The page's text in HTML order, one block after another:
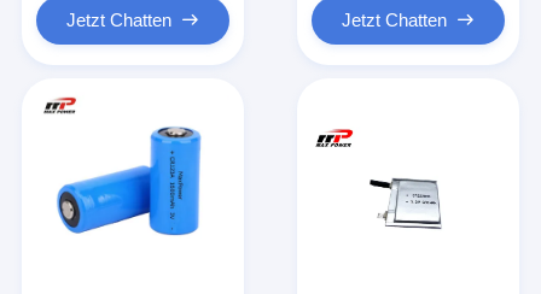
Jetzt Chatten
Batterie des Lithiums lifepo4
Lithiumionenakkus
Lithium-Polymer-Akku
Jetzt Chatten Jetzt Chatten